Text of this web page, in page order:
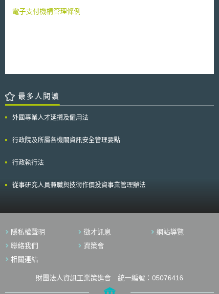
電子支付機構管理條例
最多人閱讀
外國專業人才延攬及僱用法
行政院及所屬各機關資訊安全管理要點
行政執行法
從事研究人員兼職與技術作價投資事業管理辦法
隱私權聲明 徵才訊息
網站導覽
聯絡我們
資策會
相關連結
財團法人資訊工業策進會 統一編號：05076416